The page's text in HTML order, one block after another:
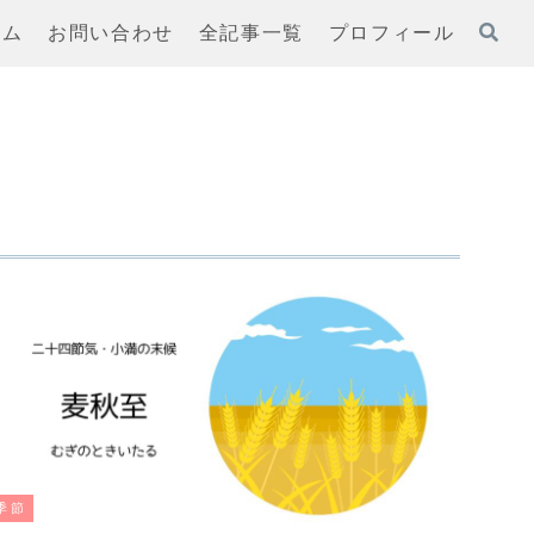
お問い合わせ 全記事一覧 プロフィール
節